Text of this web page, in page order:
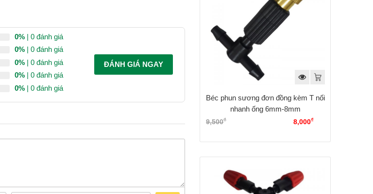
0% | 0 đánh giá
0% | 0 đánh giá
0% | 0 đánh giá
0% | 0 đánh giá
0% | 0 đánh giá
ĐÁNH GIÁ NGAY
Béc phun sương đơn đồng kèm T nối
nhanh ống 6mm-8mm
9,500₫ Giá gốc là: 9,500₫.8,000₫Giá